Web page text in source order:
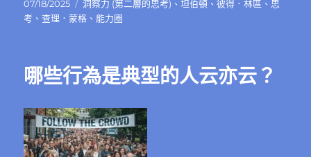
發
佈
07/18/2025
分
類
洞察力 (第二層的思考) 、坦伯頓 、彼得．林區 、 思
考 、查理．蒙格 、 能力圈
哪些行為是典型的人云亦云？